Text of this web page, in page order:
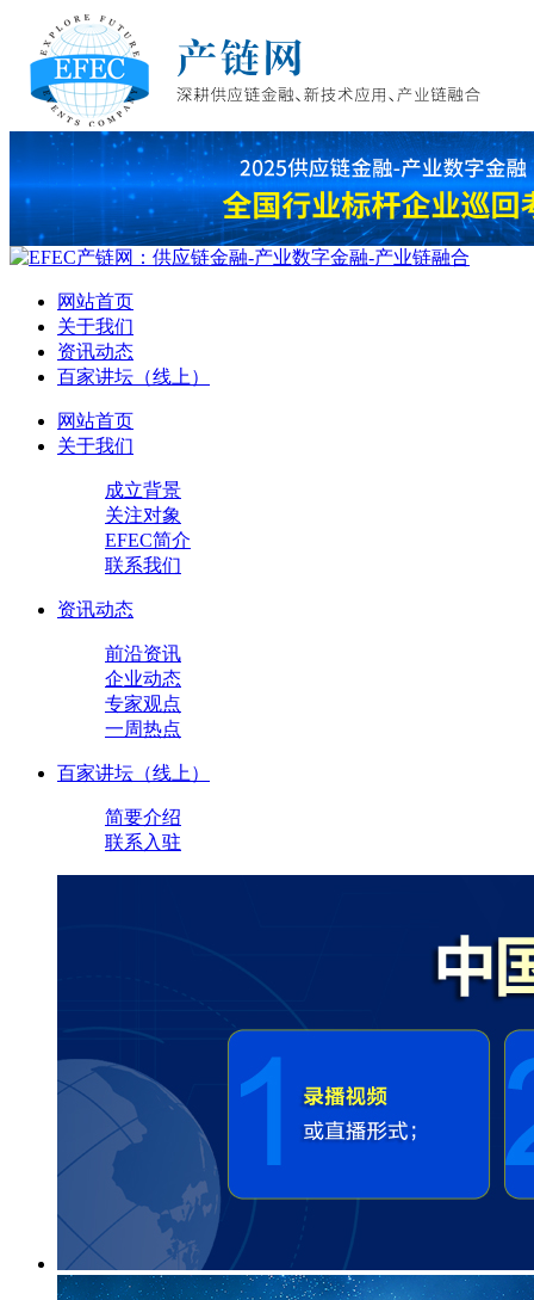
网站首页
关于我们
资讯动态
百家讲坛（线上）
网站首页
关于我们
成立背景
关注对象
EFEC简介
联系我们
资讯动态
前沿资讯
企业动态
专家观点
一周热点
百家讲坛（线上）
简要介绍
联系入驻